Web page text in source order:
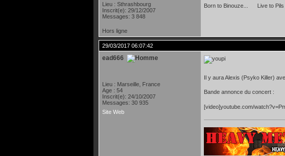
Lieu : Sthrashbourg
Inscrit(e): 29/12/2007
Messages: 3 848
Born to Binouze... Live to Pils
Hors ligne
29/03/2017 06:07:42
ead666
Lieu : Marseille, France
Age : 54
Inscrit(e): 24/10/2007
Messages: 30 935
Site Web
Il y aura Alexis (Psyko Killer)
Bande annonce du concert :
[video]youtube.com/